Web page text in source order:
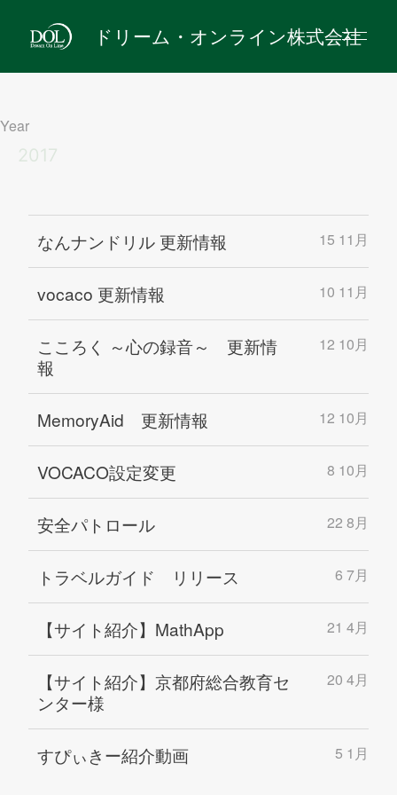
ドリーム・オンライン株式会社
Year
2017
なんナンドリル 更新情報 15 11月
vocaco 更新情報 10 11月
こころく ～心の録音～ 更新情
報
12 10月
MemoryAid 更新情報 12 10月
VOCACO設定変更 8 10月
安全パトロール 22 8月
トラベルガイド リリース 6 7月
【サイト紹介】MathApp 21 4月
【サイト紹介】京都府総合教育セ
ンター様
20 4月
すぴぃきー紹介動画 5 1月